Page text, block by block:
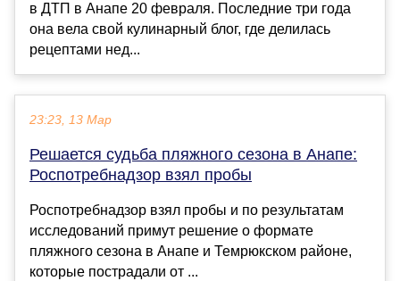
в ДТП в Анапе 20 февраля. Последние три года
она вела свой кулинарный блог, где делилась
рецептами нед...
23:23, 13 Мар
Решается судьба пляжного сезона в Анапе:
Роспотребнадзор взял пробы
Роспотребнадзор взял пробы и по результатам
исследований примут решение о формате
пляжного сезона в Анапе и Темрюкском районе,
которые пострадали от ...